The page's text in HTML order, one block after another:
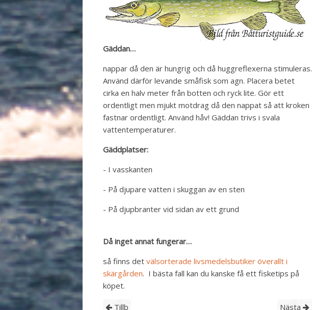
Gäddan…
nappar då den är hungrig och då huggreflexerna stimuleras.
Använd därför levande småfisk som agn. Placera betet
cirka en halv meter från botten och ryck lite. Gör ett
ordentligt men mjukt motdrag då den nappat så att kroken
fastnar ordentligt. Använd håv! Gäddan trivs i svala
vattentemperaturer.
Gäddplatser:
- I vasskanten
- På djupare vatten i skuggan av en sten
- På djupbranter vid sidan av ett grund
Då inget annat fungerar…
så finns det välsorterade livsmedelsbutiker överallt i
skärgården. I bästa fall kan du kanske få ett fisketips på
köpet.
Tillb Nästa